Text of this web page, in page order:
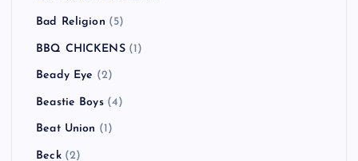
Bad Religion (5)
BBQ CHICKENS(1)
Beady Eye (2)
Beastie Boys(4)
Beat Union (1)
Beck(2)